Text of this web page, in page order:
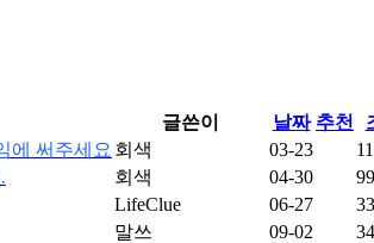
글쓴이 날짜 추천
에 써주세요 회색 03-23
회색 04-30
LifeClue 06-27
말쓰 09-02